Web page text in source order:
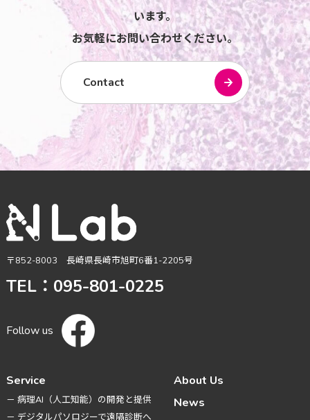
います。
お気軽にお問い合わせください。
Contact
〒852-8003 長崎県長崎市旭町6番1-2205号
TEL：095-801-0225
Follow us
Service
－ 病理AI（人工知能）の開発と提供
－ デジタルパソロジーで遠隔診断へ
About Us
News